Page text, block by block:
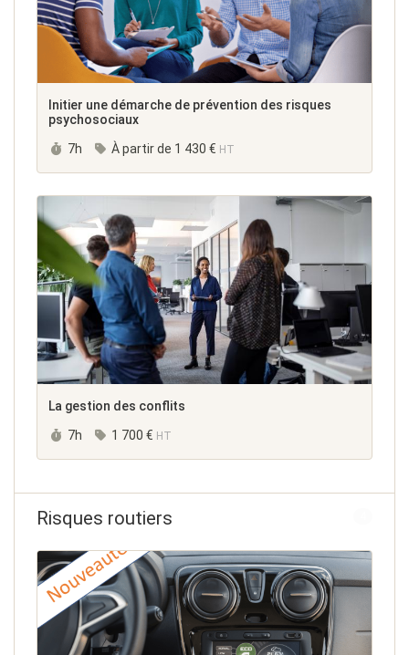
Initier une démarche de prévention des risques
psychosociaux
Durée :
7h À partir de 1 430 € HT
La gestion des conflits
Durée :
7h 1 700 € HT
Risques routiers